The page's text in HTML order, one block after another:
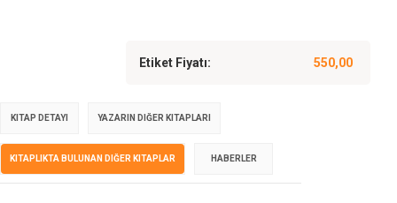
Etiket Fiyatı: 550,00
KITAP DETAYI YAZARIN DIĞER KITAPLARI
KITAPLIKTA BULUNAN DIĞER KITAPLAR HABERLER